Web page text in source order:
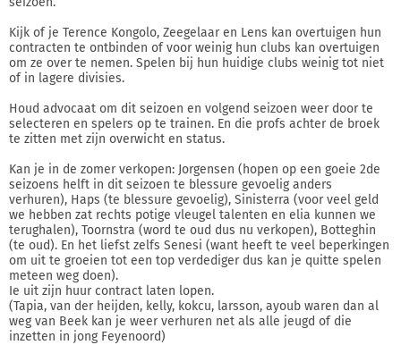
Kijk of je Terence Kongolo, Zeegelaar en Lens kan overtuigen hun
contracten te ontbinden of voor weinig hun clubs kan overtuigen
om ze over te nemen. Spelen bij hun huidige clubs weinig tot niet
of in lagere divisies.
Houd advocaat om dit seizoen en volgend seizoen weer door te
selecteren en spelers op te trainen. En die profs achter de broek
te zitten met zijn overwicht en status.
Kan je in de zomer verkopen: Jorgensen (hopen op een goeie 2de
seizoens helft in dit seizoen te blessure gevoelig anders
verhuren), Haps (te blessure gevoelig), Sinisterra (voor veel geld
we hebben zat rechts potige vleugel talenten en elia kunnen we
terughalen), Toornstra (word te oud dus nu verkopen), Botteghin
(te oud). En het liefst zelfs Senesi (want heeft te veel beperkingen
om uit te groeien tot een top verdediger dus kan je quitte spelen
meteen weg doen).
Ie uit zijn huur contract laten lopen.
(Tapia, van der heijden, kelly, kokcu, larsson, ayoub waren dan al
weg van Beek kan je weer verhuren net als alle jeugd of die
inzetten in jong Feyenoord)